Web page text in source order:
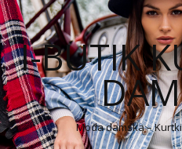
I-BUTIK
Moda damska –